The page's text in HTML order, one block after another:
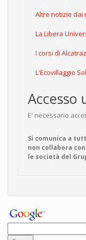
Altre notizie dai
La Libera
I corsi di Alcatraz
L'Ecovillaggio
Accesso
E' necessario
Si comunica a
non collabora
le società del